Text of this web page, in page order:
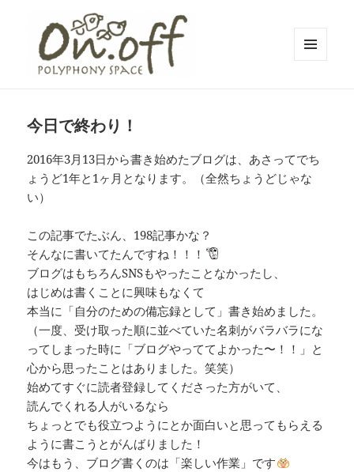
ニースペースオンオフ | 子どもと一
付きリフレッシュ空間・コワーキン
グスペース・シェアスペース・レン
連れでリフレッシュ*カフェのように
くつろぐ*親子イベントも
今日で終わり！
2016年3月13日から書き始めたブログは、あさってでち
ょうど1年と1ヶ月となります。（全然ちょうどじゃな
い）
この記事でたぶん、198記事かな？
そんなに書いてたんですね！！！
ブログはもちろんSNSもやったことなかったし、
はじめは書くことに興味もなくて
本当に「自分のための備忘録として」書き始めました。
（一度、受け取った順に並べていた名刺がバラバラにな
ってしまった時に「ブログやっててよかった〜！！」と
心から思ったことはありました。笑笑）
始めてすぐに読者登録してくださった方がいて、
読んでくれる人がいるなら
ちょっとでも役立つようにとか面白いと思ってもらえる
ように書こうとがんばりました！
今はもう、ブログ書くのは「楽しい作業」です